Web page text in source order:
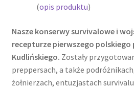
(opis produktu)
Nasze konserwy survivalowe i
recepturze pierwszego polskiego
Kudlińskiego. Zostały
preppersach, a także
żołnierzach, entuzjastach